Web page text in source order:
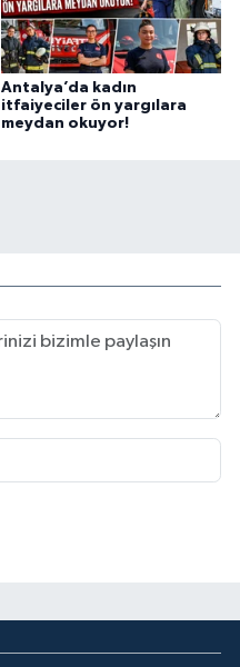
Antalya’da kadın
itfaiyeciler ön yargılara
meydan okuyor!